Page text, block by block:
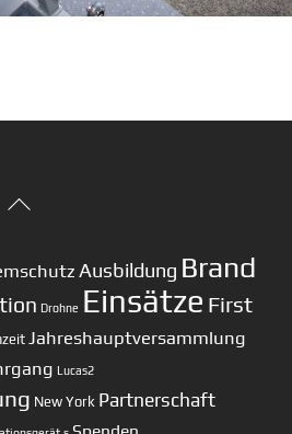
Back
Ausbildung Brand
Drohne Einsätze First
Jahreshauptversammlung
Lucas2
New York Partnerschaft